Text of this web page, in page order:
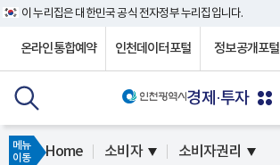
이 누리집은 대한민국 공식 전자정부 누리집입니다.
온라인통합예약 인천데이터포털 정보공개포털
경제·투자
메뉴
이동
Home 소비자 소비자권리